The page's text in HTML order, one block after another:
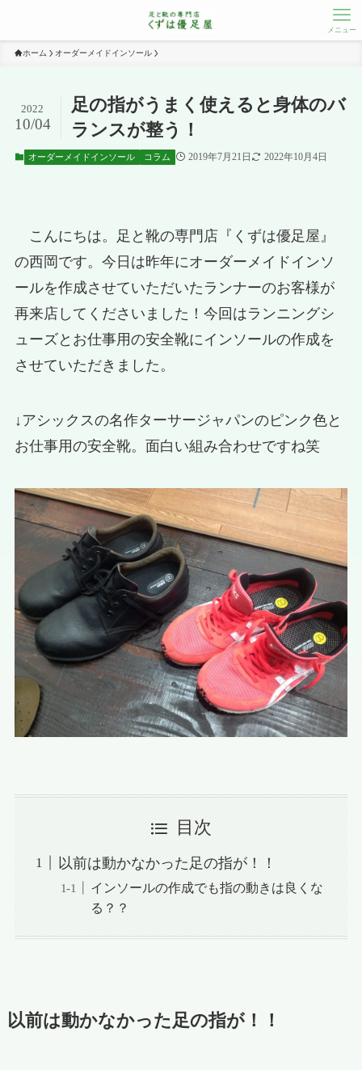
メニュー
ホーム オーダーメイドインソール
足の指がうまく使えると身体のバ
ランスが整う！
2022
10/04
オーダーメイドインソール コラム 2019年7月21日 2022年10月4日
こんにちは。足と靴の専門店『くずは優足屋』
の西岡です。今日は昨年にオーダーメイドインソ
ールを作成させていただいたランナーのお客様が
再来店してくださいました！今回はランニングシ
ューズとお仕事用の安全靴にインソールの作成を
させていただきました。
↓アシックスの名作ターサージャパンのピンク色と
お仕事用の安全靴。面白い組み合わせですね笑
目次
以前は動かなかった足の指が！！
インソールの作成でも指の動きは良くな
る？？
以前は動かなかった足の指が！！